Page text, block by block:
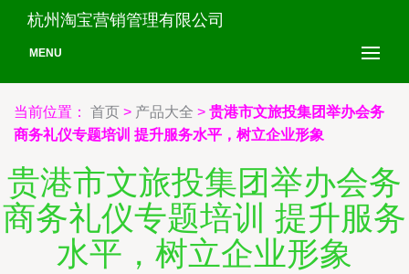
杭州淘宝营销管理有限公司
MENU
当前位置： 首页 > 产品大全 > 贵港市文旅投集团举办会务
商务礼仪专题培训 提升服务水平，树立企业形象
贵港市文旅投集团举办会务
商务礼仪专题培训 提升服务
水平，树立企业形象